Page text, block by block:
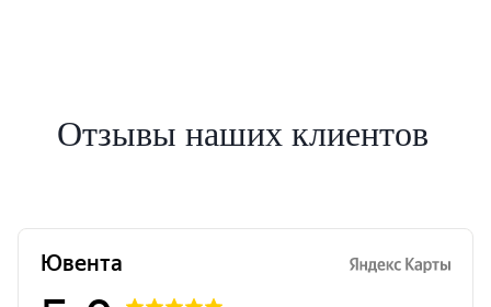
Отзывы наших клиентов